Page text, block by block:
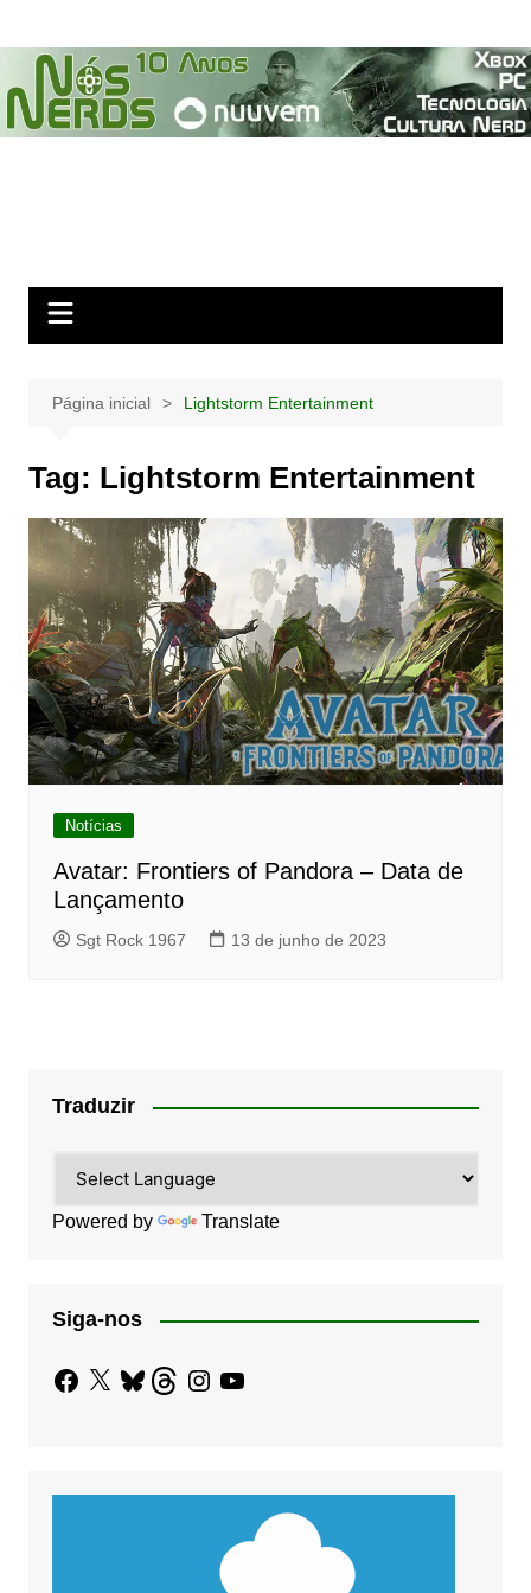
para
conteúdo
Página inicial Lightstorm Entertainment
Tag: Lightstorm Entertainment
Notícias
Avatar: Frontiers of Pandora – Data de
Lançamento
Sgt Rock 1967 13 de junho de 2023
Traduzir
Powered by Translate
Siga-nos
Facebook
X BlueskyThreadsInstagram
YouTube